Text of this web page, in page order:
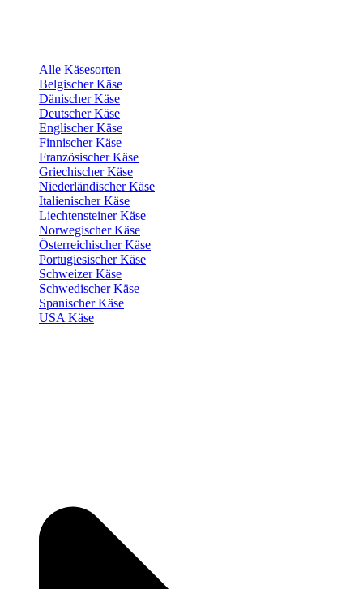
Alle Käsesorten
Belgischer Käse
Dänischer Käse
Deutscher Käse
Englischer Käse
Finnischer Käse
Französischer Käse
Griechischer Käse
Niederländischer Käse
Italienischer Käse
Liechtensteiner Käse
Norwegischer Käse
Österreichischer Käse
Portugiesischer Käse
Schweizer Käse
Schwedischer Käse
Spanischer Käse
USA Käse